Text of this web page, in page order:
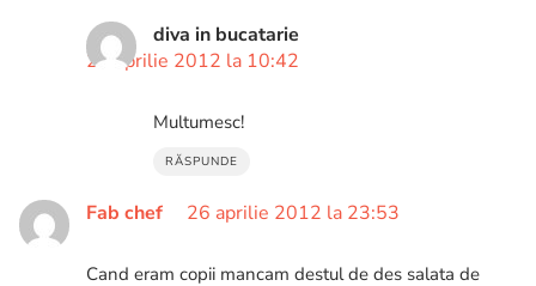
diva in bucatarie
27 aprilie 2012 la 10:42
Multumesc!
RĂSPUNDE
Fab chef 26 aprilie 2012 la 23:53
Cand eram copii mancam destul de des salata de